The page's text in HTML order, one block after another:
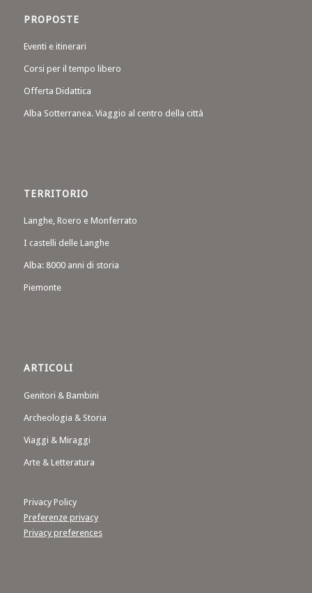
PROPOSTE
Eventi e itinerari
Corsi per il tempo libero
Offerta Didattica
Alba Sotterranea. Viaggio al centro della città
TERRITORIO
Langhe, Roero e Monferrato
I castelli delle Langhe
Alba: 8000 anni di storia
Piemonte
ARTICOLI
Genitori & Bambini
Archeologia & Storia
Viaggi & Miraggi
Arte & Letteratura
Privacy Policy
Preferenze privacy
Privacy preferences